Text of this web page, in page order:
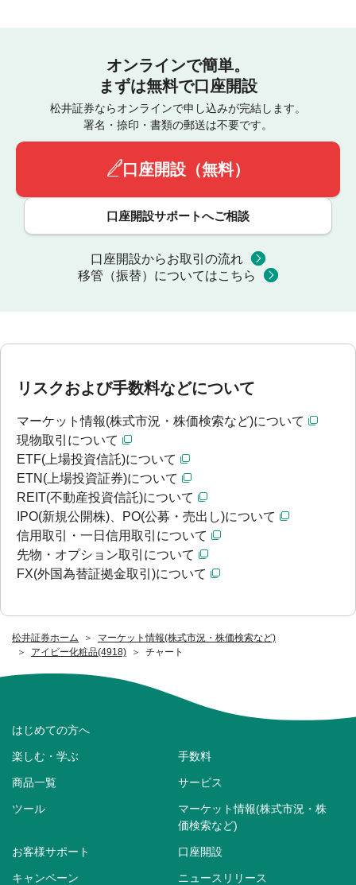
松井証券ホーム
マーケット情報(株式市況・株価検索など)
アイビー化粧品(4918)
チャート
オンラインで簡単。
まずは無料で口座開設
松井証券ならオンラインで申し込みが完結します。
署名・捺印・書類の郵送は不要です。
口座開設（無料）
口座開設サポートへご相談
口座開設からお取引の流れ
移管（振替）についてはこちら
リスクおよび手数料などについて
マーケット情報(株式市況・株価検索など)について
現物取引について
ETF(上場投資信託)について
ETN(上場投資証券)について
REIT(不動産投資信託)について
IPO(新規公開株)、PO(公募・売出し)について
信用取引・一日信用取引について
先物・オプション取引について
FX(外国為替証拠金取引)について
はじめての方へ
楽しむ・学ぶ 手数料
商品一覧 サービス
ツール
マーケット情報(株式市況・株
価検索など)
お客様サポート 口座開設
キャンペーン ニュースリリース